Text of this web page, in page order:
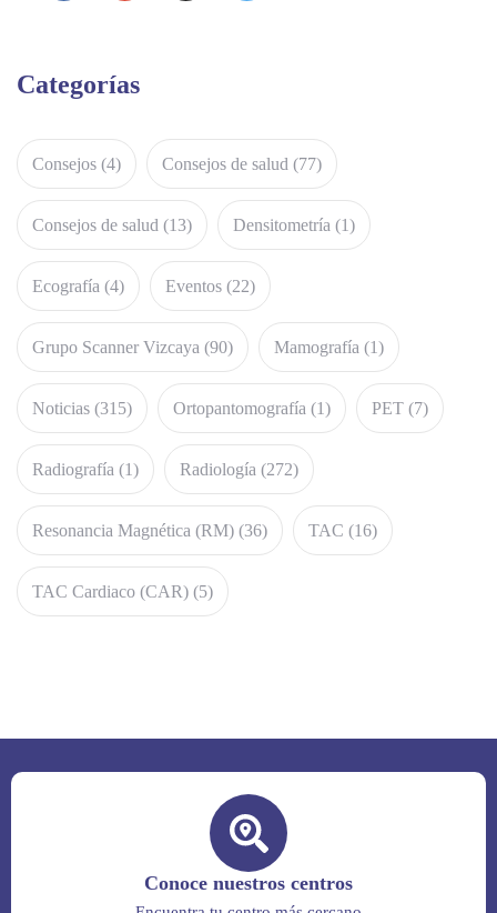
Categorías
Consejos (4) Consejos de salud (77)
Consejos de salud (13) Densitometría (1)
Ecografía (4) Eventos (22)
Grupo Scanner Vizcaya (90) Mamografía (1)
Noticias (315) Ortopantomografía (1) PET (7)
Radiografía (1) Radiología (272)
Resonancia Magnética (RM) (36) TAC (16)
TAC Cardiaco (CAR) (5)
Conoce nuestros centros